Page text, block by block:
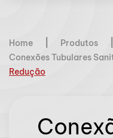
Home Produtos
Conexões Tubulares
Redução